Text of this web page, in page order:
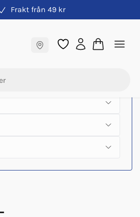
Frakt från 49 kr
pris online & i butik
till din båtmotor